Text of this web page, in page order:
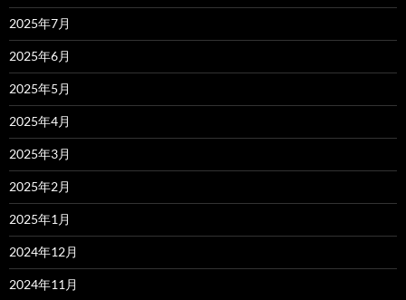
2025年7月
2025年6月
2025年5月
2025年4月
2025年3月
2025年2月
2025年1月
2024年12月
2024年11月